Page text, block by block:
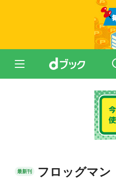
最新刊 フロッグマ